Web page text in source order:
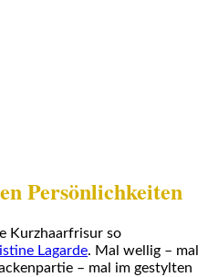
Persönlichkeiten
Kurzhaarfrisur so
Lagarde. Mal wellig – mal
– mal im gestylten